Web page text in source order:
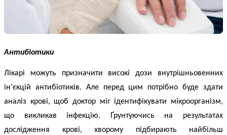
Антибіотики
Лікарі можуть призначити високі дози внутрішньовенних
ін'єкцій антибіотиків. Але перед цим потрібно буде здати
аналіз крові, щоб доктор міг ідентифікувати мікроорганізм,
що викликав інфекцію. Ґрунтуючись на результатах
дослідження крові, хворому підбирають найбільш